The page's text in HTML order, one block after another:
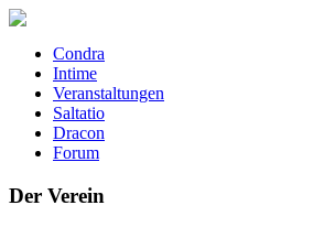
Condra
Intime
Veranstaltungen
Saltatio
Dracon
Forum
Der Verein